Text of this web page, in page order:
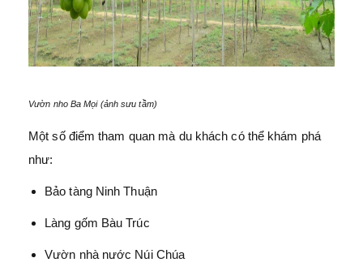
Vườn nho Ba Mọi (ảnh sưu tầm)
Một số điểm tham quan mà du khách có thể khám phá
như:
Bảo tàng Ninh Thuận
Làng gốm Bàu Trúc
Vườn nhà nước Núi Chúa